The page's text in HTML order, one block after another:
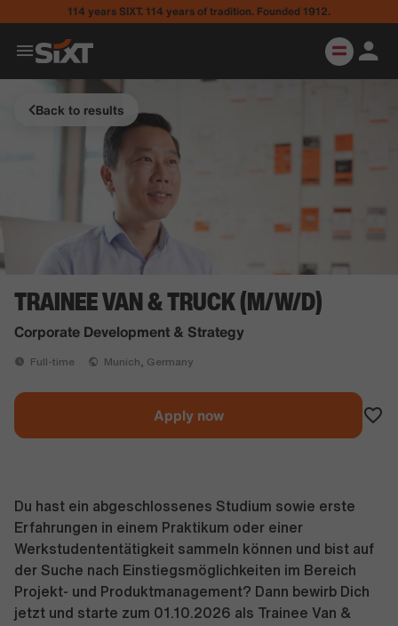
114 years SIXT. 114 years of tradition. Founded 1912.
Back to results
TRAINEE VAN & TRUCK (M/W/D)
Corporate Development & Strategy
Full-time Munich, Germany
Apply now
Du hast ein abgeschlossenes Studium sowie erste
Erfahrungen in einem Praktikum oder einer
Werkstudententätigkeit sammeln können und bist auf
der Suche nach Einstiegsmöglichkeiten im Bereich
Projekt- und Produktmanagement? Dann bewirb Dich
jetzt und starte zum 01.10.2026 als Trainee Van &